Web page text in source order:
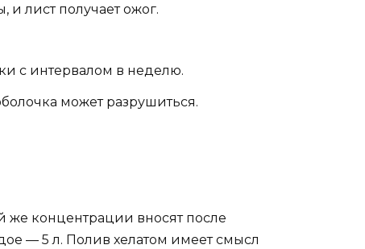
лист получает ожог.
с интервалом в неделю.
может разрушиться.
же концентрации вносят после
— 5 л. Полив хелатом имеет смысл